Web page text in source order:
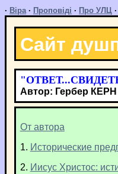
· Віра· Проповіді · Про УЛЦ ·
Сайт
Автор: Гербер КЕРН
От автора
1. Исторические
2. Иисус Христос: